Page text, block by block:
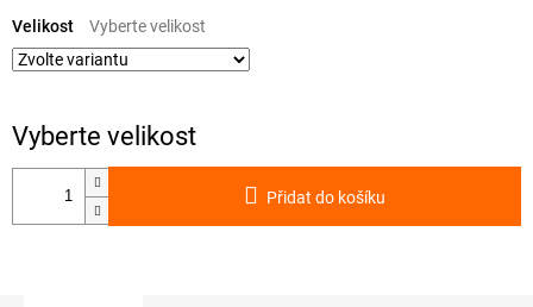
cena:
Velikost
Přidat do košíku